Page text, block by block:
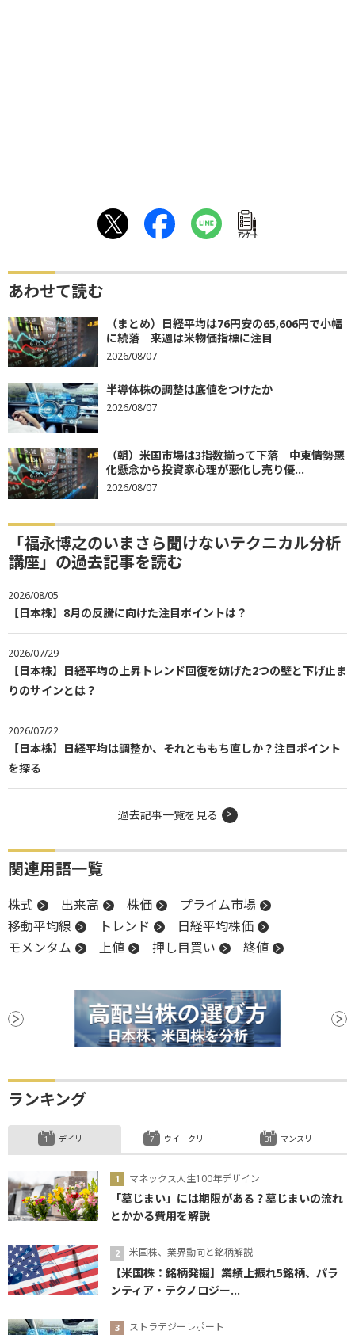
ｱﾝｹｰﾄ
あわせて読む
（まとめ）日経平均は76円安の65,606円で小幅
に続落 来週は米物価指標に注目
2026/08/07
半導体株の調整は底値をつけたか
2026/08/07
（朝）米国市場は3指数揃って下落 中東情勢悪
化懸念から投資家心理が悪化し売り優...
2026/08/07
「福永博之のいまさら聞けないテクニカル分析
講座」の過去記事を読む
2026/08/05
【日本株】8月の反騰に向けた注目ポイントは？
2026/07/29
【日本株】日経平均の上昇トレンド回復を妨げた2つの壁と下げ止ま
りのサインとは？
2026/07/22
【日本株】日経平均は調整か、それとももち直しか？注目ポイント
を探る
過去記事一覧を見る
関連用語一覧
株式 出来高 株価
プライム市場
移動平均線
トレンド
日経平均株価
モメンタム
上値 押し目買い 終値
ランキング
デイリー
マネックス人生100年デザイン
「墓じまい」には期限がある？墓じまいの流れ
とかかる費用を解説
米国株、業界動向と銘柄解説
【米国株：銘柄発掘】業績上振れ5銘柄、パラ
ンティア・テクノロジー...
ストラテジーレポート
ウイークリー マンスリー